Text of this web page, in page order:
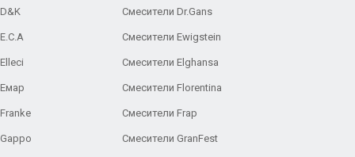
Смесители Dr.Gans
Cмесители Ewigstein
Смесители Elghansa
Смесители Florentina
Смесители Frap
Смесители GranFest